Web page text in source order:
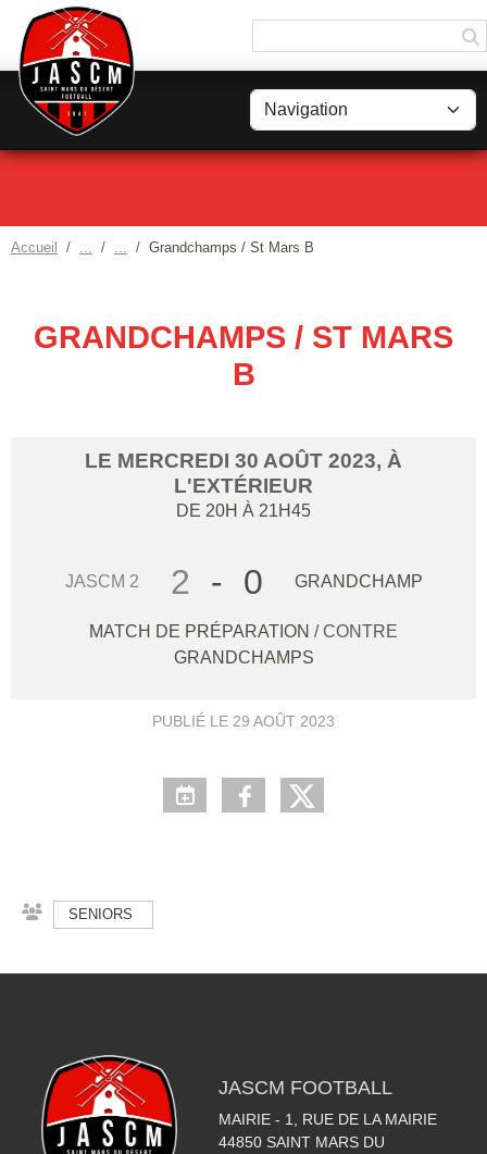
Accueil Grandchamps / St Mars B
GRANDCHAMPS / ST MARS
B
LE MERCREDI 30 AOÛT 2023, À
L'EXTÉRIEUR
DE 20H À 21H45
JASCM 2 2 - 0 GRANDCHAMP
MATCH DE PRÉPARATION / CONTRE
GRANDCHAMPS
PUBLIÉ LE 29 AOÛT 2023
SENIORS
JASCM FOOTBALL
MAIRIE - 1, RUE DE LA MAIRIE
44850 SAINT MARS DU
Panneau de gestion des cookies